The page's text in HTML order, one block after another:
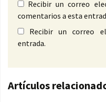
Recibir un correo
comentarios a esta
Recibir un correo
entrada.
Artículos